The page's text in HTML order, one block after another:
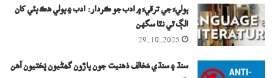
ٻوليءَ جي ترقيءَ ۾ ادب جو ڪردار: ادب ۽ ٻولي هڪ ٻئي کان
الڳ ٿي نٿا سگهن
29-10-2025
سنڌ ۽ سنڌي مُخالف ذھنيت جون پاڙون گھڻيون پُختيون آھن